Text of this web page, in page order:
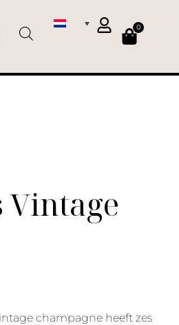
0
Vintage
champagne heeft zes